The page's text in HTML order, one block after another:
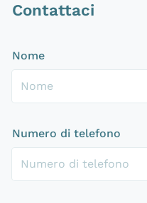
Contattaci
Nome
Numero di telefono